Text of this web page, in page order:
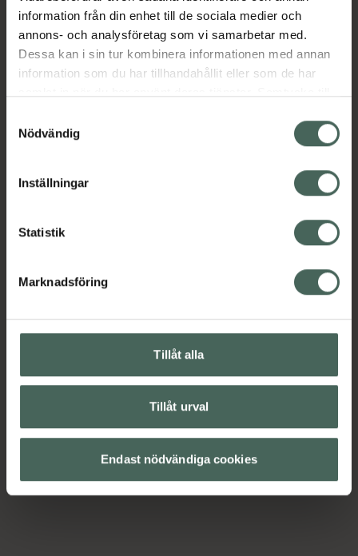
information från din enhet till de sociala medier och
annons- och analysföretag som vi samarbetar med.
Dessa kan i sin tur kombinera informationen med annan
information som du har tillhandahållit eller som de har
återkalla ditt samtycke via webbplatsens
cookieinställningar. Ett återkallat samtycke påverkar inte
lagligheten av behandling som skett innan återkallelsen.
Nödvändig
Inställningar
Statistik
Marknadsföring
Tillåt alla
Tillåt urval
Endast nödvändiga cookies